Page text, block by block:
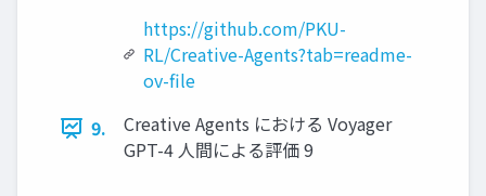
https://github.com/PKU-
RL/Creative-Agents?tab=readme-
ov-file
9.
Creative Agents における Voyager
GPT-4 ⼈間による評価 9